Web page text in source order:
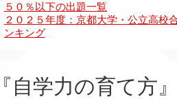
自学力の育て方』